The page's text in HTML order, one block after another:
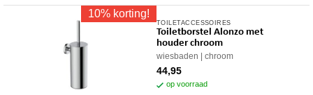
10% korting!
TOILETACCESSOIRES
Toiletborstel Alonzo met
houder chroom
wiesbaden chroom
44,95
op voorraad